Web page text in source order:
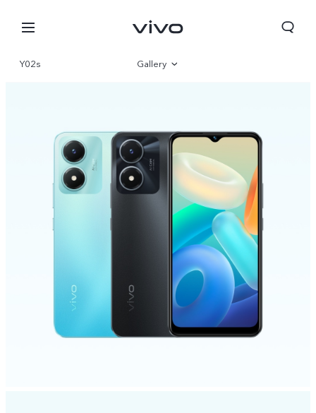
Y02s Gallery
Parameter